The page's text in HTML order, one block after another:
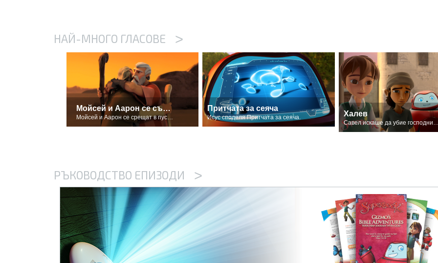
НАЙ-МНОГО ГЛАСОВЕ >
Мойсей и Аарон се събират отново
Мойсей и Аарон се срещат в пустинята
Притчата за сеяча
Исус споделя Притчата за сеяча. Халев
РЪКОВОДСТВО ЕПИЗОДИ >